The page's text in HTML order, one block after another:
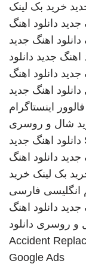
خرید بک لینک
جدید دانلود اهنگ
دانلود اهنگ جدید
اهنگ جدید دانلود
جدید دانلود اهنگ
دانلود اهنگ جدید
اینستاگرام
شال و روسری
دانلود اهنگ جدید
جدید دانلود اهنگ
بک لینک خرید
انگلیسی فارسی
جدید دانلود اهنگ
و روسری دانلود
Accident
Google Ads